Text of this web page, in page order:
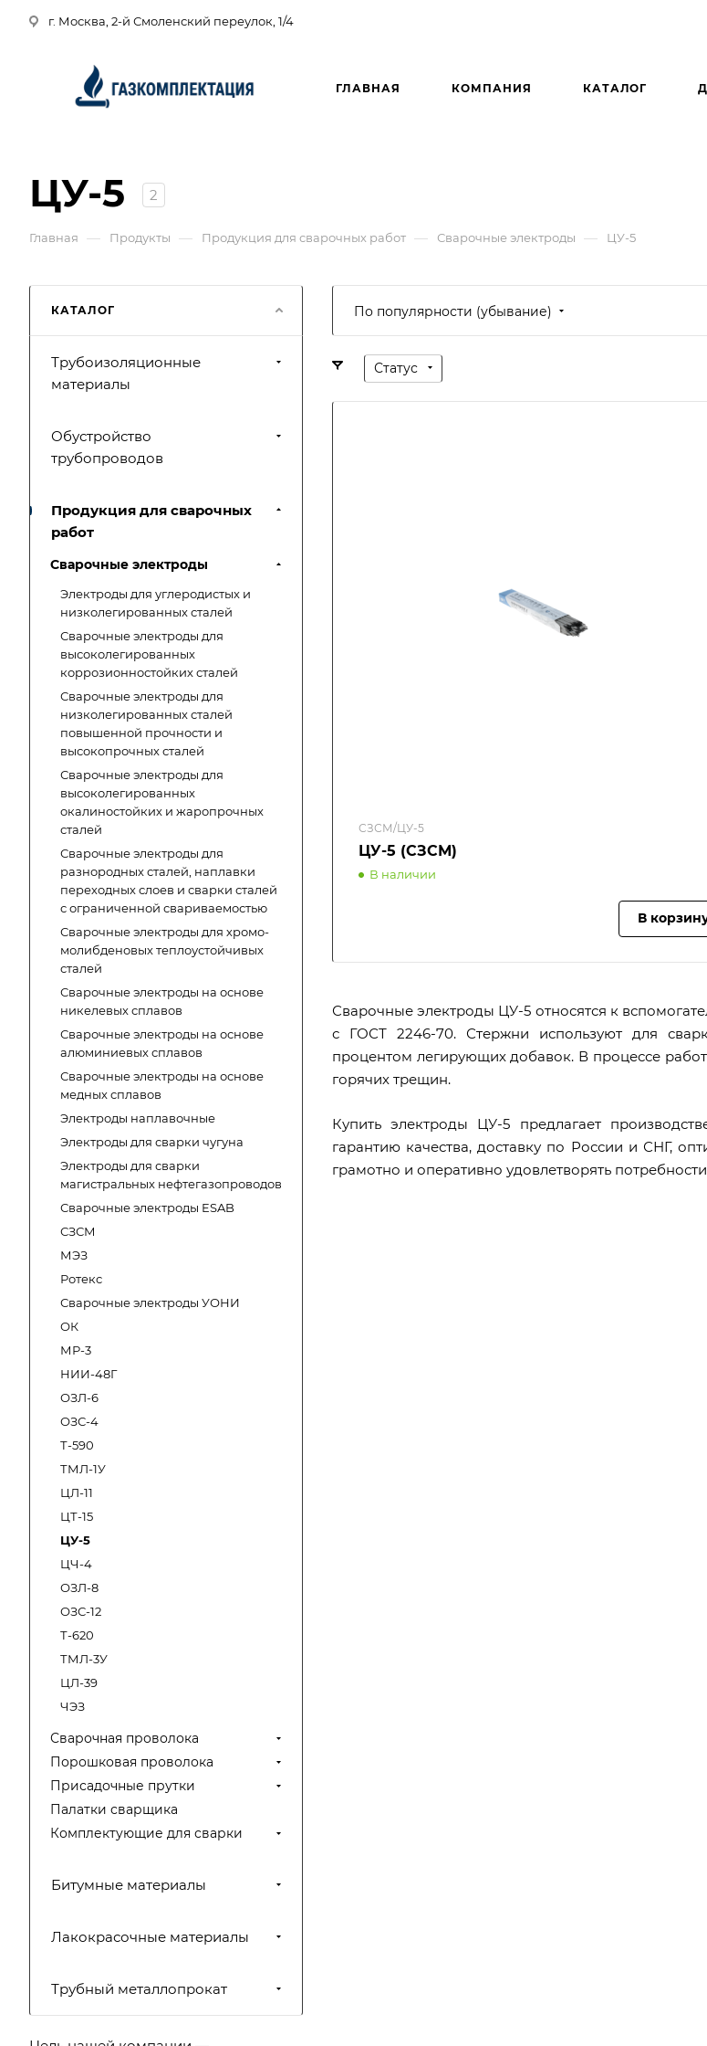
г. Москва, 2-й Смоленский переулок, 1/4
ГЛАВНАЯ КОМПАНИЯ КАТАЛОГ
ЦУ-5 2
Главная — Продукты — Продукция для сварочных работ — Сварочные электроды — ЦУ-5
По популярности (убывание)
Статус
СЗСМ/ЦУ-5
ЦУ-5 (СЗСМ)
В наличии
В
Сварочные электроды ЦУ-5 относятся к
с ГОСТ 2246-70. Стержни используют для
процентом легирующих добавок. В процессе
горячих трещин.
Купить электроды ЦУ-5 предлагает
гарантию качества, доставку по России и СНГ,
грамотно и оперативно удовлетворять
КАТАЛОГ
Трубоизоляционные
материалы
Обустройство
трубопроводов
Продукция для сварочных
работ
Сварочные электроды
Электроды для углеродистых и
низколегированных сталей
Сварочные электроды для
высоколегированных
коррозионностойких сталей
Сварочные электроды для
низколегированных сталей
повышенной прочности и
высокопрочных сталей
Сварочные электроды для
высоколегированных
окалиностойких и жаропрочных
сталей
Сварочные электроды для
разнородных сталей, наплавки
переходных слоев и сварки сталей
с ограниченной свариваемостью
Сварочные электроды для хромо-
молибденовых теплоустойчивых
сталей
Сварочные электроды на основе
никелевых сплавов
Сварочные электроды на основе
алюминиевых сплавов
Сварочные электроды на основе
медных сплавов
Электроды наплавочные
Электроды для сварки чугуна
Электроды для сварки
магистральных нефтегазопроводов
Сварочные электроды ESAB
СЗСМ
МЭЗ
Ротекс
Сварочные электроды УОНИ
ОК
МР-3
НИИ-48Г
ОЗЛ-6
ОЗС-4
Т-590
ТМЛ-1У
ЦЛ-11
ЦТ-15
ЦУ-5
ЦЧ-4
ОЗЛ-8
ОЗС-12
Т-620
ТМЛ-3У
ЦЛ-39
ЧЭЗ
Сварочная проволока
Порошковая проволока
Присадочные прутки
Палатки сварщика
Комплектующие для сварки
Битумные материалы
Лакокрасочные материалы
Трубный металлопрокат